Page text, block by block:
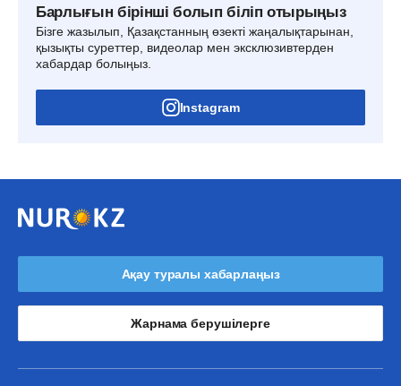
Барлығын бірінші болып біліп отырыңыз
Бізге жазылып, Қазақстанның өзекті жаңалықтарынан,
қызықты суреттер, видеолар мен эксклюзивтерден
хабардар болыңыз.
Instagram
Ақау туралы хабарлаңыз
Жарнама берушілерге